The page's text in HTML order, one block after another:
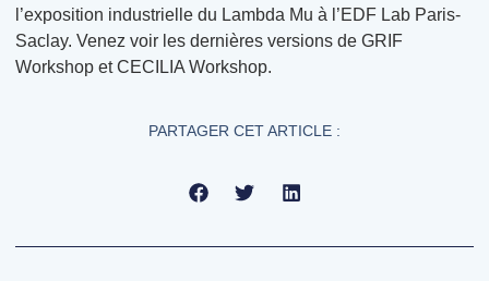
l’exposition industrielle du Lambda Mu à l’EDF Lab Paris-
Saclay. Venez voir les dernières versions de GRIF
Workshop et CECILIA Workshop.
PARTAGER CET ARTICLE :